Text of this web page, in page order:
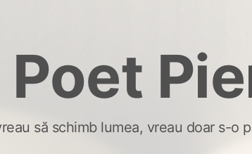
Poet
să schimb lumea, vreau doar s-o